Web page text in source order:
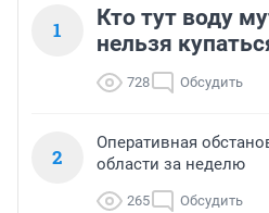
1
Кто тут воду
нельзя
728 Обсудить
2
Оперативная
области за неделю
265 Обсудить